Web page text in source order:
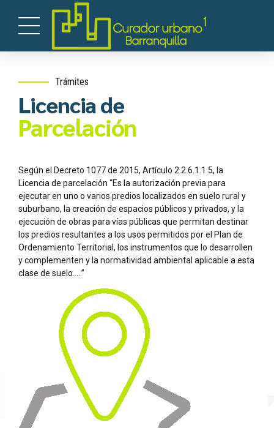
Trámites
Licencia de
Parcelación
Según el Decreto 1077 de 2015, Artículo 2.2.6.1.1.5, la
Licencia de parcelación “Es la autorización previa para
ejecutar en uno o varios predios localizados en suelo rural y
suburbano, la creación de espacios públicos y privados, y la
ejecución de obras para vías públicas que permitan destinar
los predios resultantes a los usos permitidos por el Plan de
Ordenamiento Territorial, los instrumentos que lo desarrollen
y complementen y la normatividad ambiental aplicable a esta
clase de suelo…..”